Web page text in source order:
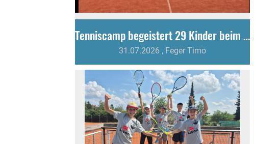
Tenniscamp begeistert 29 Kinder beim Sommerferienprogramm
31.07.2026 , Feger Timo